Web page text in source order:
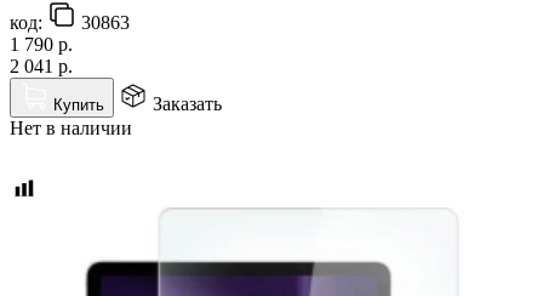
код:
30863
1 790 р.
2 041 р.
Купить
Заказать
Нет в наличии